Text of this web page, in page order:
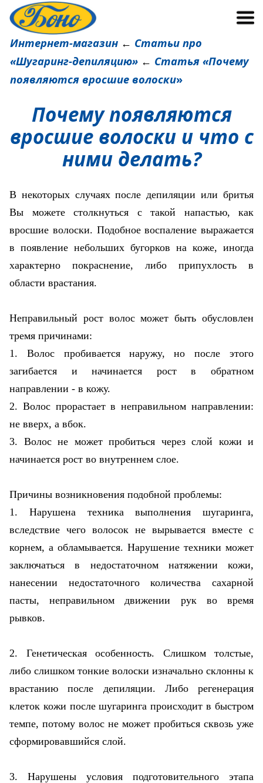
Интернет-магазин ← Статьи про
«Шугаринг-депиляцию» ← Статья «Почему
появляются вросшие волоски»
Почему появляются
вросшие волоски и что с
ними делать?
В некоторых случаях после депиляции или бритья
Вы можете столкнуться с такой напастью, как
вросшие волоски. Подобное воспаление выражается
в появление небольших бугорков на коже, иногда
характерно покраснение, либо припухлость в
области врастания.
Неправильный рост волос может быть обусловлен
тремя причинами:
1. Волос пробивается наружу, но после этого
загибается и начинается рост в обратном
направлении - в кожу.
2. Волос прорастает в неправильном направлении:
не вверх, а вбок.
3. Волос не может пробиться через слой кожи и
начинается рост во внутреннем слое.
Причины возникновения подобной проблемы:
1. Нарушена техника выполнения шугаринга,
вследствие чего волосок не вырывается вместе с
корнем, а обламывается. Нарушение техники может
заключаться в недостаточном натяжении кожи,
нанесении недостаточного количества сахарной
пасты, неправильном движении рук во время
рывков.
2. Генетическая особенность. Слишком толстые,
либо слишком тонкие волоски изначально склонны к
врастанию после депиляции. Либо регенерация
клеток кожи после шугаринга происходит в быстром
темпе, потому волос не может пробиться сквозь уже
сформировавшийся слой.
3. Нарушены условия подготовительного этапа